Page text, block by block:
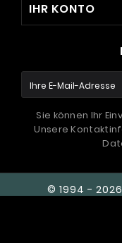
IHR KONTO
Sie können Ihr
Unsere
© 1994 -